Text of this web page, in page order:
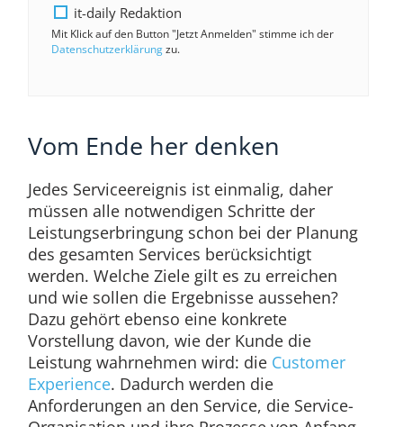
it-daily Redaktion
Mit Klick auf den Button "Jetzt Anmelden" stimme ich der
Datenschutzerklärungzu.
Vom Ende her denken
Jedes Serviceereignis ist einmalig, daher
müssen alle notwendigen Schritte der
Leistungserbringung schon bei der Planung
des gesamten Services berücksichtigt
werden. Welche Ziele gilt es zu erreichen
und wie sollen die Ergebnisse aussehen?
Dazu gehört ebenso eine konkrete
Vorstellung davon, wie der Kunde die
Leistung wahrnehmen wird: die Customer
Experience. Dadurch werden die
Anforderungen an den Service, die Service-